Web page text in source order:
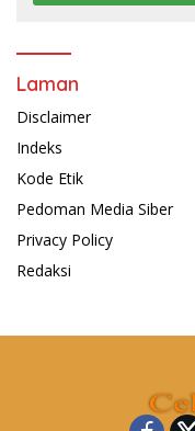
Laman
Disclaimer
Indeks
Kode Etik
Pedoman Media Siber
Privacy Policy
Redaksi